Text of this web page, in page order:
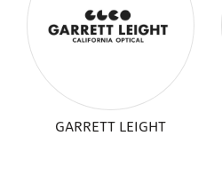
GARRETT LEIGHT